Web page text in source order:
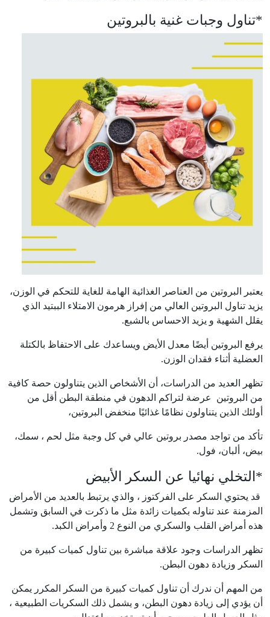
*تناول وجبات غنية بالبروتين
يعتبر البروتين من العناصر الغذائية الهامة للغاية للتحكم في الوزن،
يزيد تناول البروتين العالي من إفراز هرمون الامتلاء الببتيد الذي
يقلل الشهية و يزيد الاحساس بالشبع.
يرفع البروتين أيضًا معدل الأيض ويساعدك على الاحتفاظ بالكتلة
العضلية أثناء فقدان الوزن.
تظهر العديد من الدراسات، أن الأشخاص الذين يتناولون حصة كافية
من البروتين عرضة لتراكم الدهون في منطقة البطن أقل من
أولئك الذين يتناولون نظامًا غذائيًا منخفض البروتين،
تأكد من تواجد مصدر بروتين عالي في كل وجبة مثل لحم ، سمك،
بيض، ألبان، فول.
*التخلي نهائيا عن السكر الأبيض
قد يحتوي السكر على الفركتوز ، والذي يرتبط بالعديد من الأمراض
المزمنة عند تناوله بكميات زائدة مثل ما ذكرت في السابق وتشمل
هذه أمراض القلب والسكري من النوع 2 وأمراض الكبد.
تظهر الدراسات وجود علاقة مباشرة بين تناول كميات كبيرة من
السكر وزيادة دهون البطن.
من المهم أن ندرك أن تناول كميات كبيرة من السكر المكرر يمكن
أن يؤدي إلى زيادة دهون البطن، و يشمل ذلك السكريات الطبيعية ،